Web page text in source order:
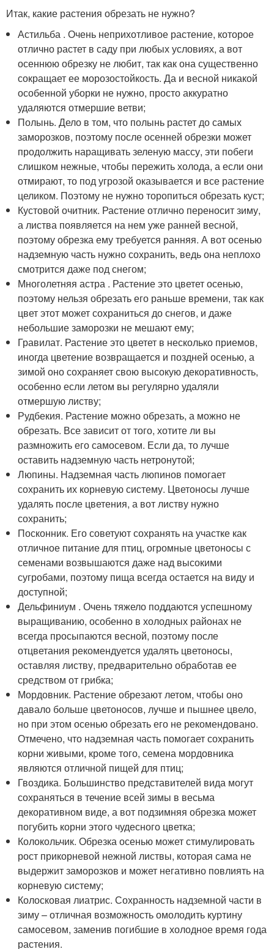
Итак, какие растения обрезать не нужно?
Астильба . Очень неприхотливое растение, которое
отлично растет в саду при любых условиях, а вот
осеннюю обрезку не любит, так как она существенно
сокращает ее морозостойкость. Да и весной никакой
особенной уборки не нужно, просто аккуратно
удаляются отмершие ветви;
Полынь. Дело в том, что полынь растет до самых
заморозков, поэтому после осенней обрезки может
продолжить наращивать зеленую массу, эти побеги
слишком нежные, чтобы пережить холода, а если они
отмирают, то под угрозой оказывается и все растение
целиком. Поэтому не нужно торопиться обрезать куст;
Кустовой очитник. Растение отлично переносит зиму,
а листва появляется на нем уже ранней весной,
поэтому обрезка ему требуется ранняя. А вот осенью
надземную часть нужно сохранить, ведь она неплохо
смотрится даже под снегом;
Многолетняя астра . Растение это цветет осенью,
поэтому нельзя обрезать его раньше времени, так как
цвет этот может сохраниться до снегов, и даже
небольшие заморозки не мешают ему;
Гравилат. Растение это цветет в несколько приемов,
иногда цветение возвращается и поздней осенью, а
зимой оно сохраняет свою высокую декоративность,
особенно если летом вы регулярно удаляли
отмершую листву;
Рудбекия. Растение можно обрезать, а можно не
обрезать. Все зависит от того, хотите ли вы
размножить его самосевом. Если да, то лучше
оставить надземную часть нетронутой;
Люпины. Надземная часть люпинов помогает
сохранить их корневую систему. Цветоносы лучше
удалять после цветения, а вот листву нужно
сохранить;
Посконник. Его советуют сохранять на участке как
отличное питание для птиц, огромные цветоносы с
семенами возвышаются даже над высокими
сугробами, поэтому пища всегда остается на виду и
доступной;
Дельфиниум . Очень тяжело поддаются успешному
выращиванию, особенно в холодных районах не
всегда просыпаются весной, поэтому после
отцветания рекомендуется удалять цветоносы,
оставляя листву, предварительно обработав ее
средством от грибка;
Мордовник. Растение обрезают летом, чтобы оно
давало больше цветоносов, лучше и пышнее цвело,
но при этом осенью обрезать его не рекомендовано.
Отмечено, что надземная часть помогает сохранить
корни живыми, кроме того, семена мордовника
являются отличной пищей для птиц;
Гвоздика. Большинство представителей вида могут
сохраняться в течение всей зимы в весьма
декоративном виде, а вот подзимняя обрезка может
погубить корни этого чудесного цветка;
Колокольчик. Обрезка осенью может стимулировать
рост прикорневой нежной листвы, которая сама не
выдержит заморозков и может негативно повлиять на
корневую систему;
Колосковая лиатрис. Сохранность надземной части в
зиму – отличная возможность омолодить куртину
самосевом, заменив погибшие в холодное время года
растения.